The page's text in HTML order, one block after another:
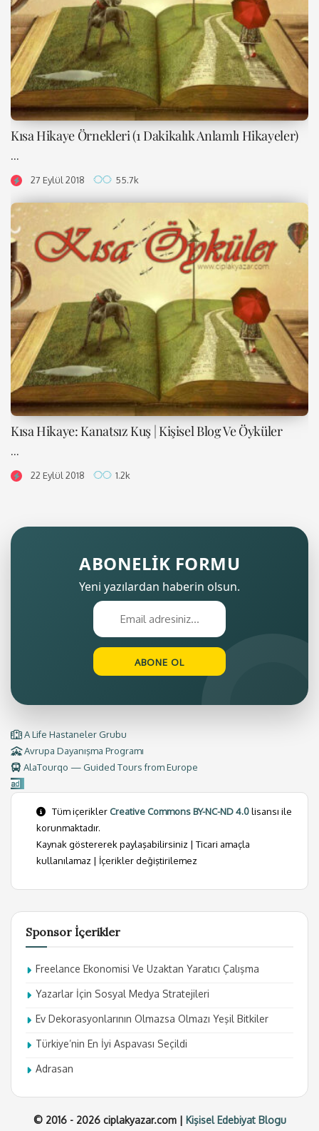
Kısa Hikaye Örnekleri (1 Dakikalık Anlamlı Hikayeler)
...
27 Eylül 2018 55.7k
Kısa Hikaye: Kanatsız Kuş | Kişisel Blog Ve Öyküler
...
22 Eylül 2018 1.2k
ABONELİK FORMU
Yeni yazılardan haberin olsun.
A Life Hastaneler Grubu
Avrupa Dayanışma Programı
AlaTourqo — Guided Tours from Europe
Tüm içeriklerCreative Commons BY-NC-ND 4.0lisansı ile
korunmaktadır.
Kaynak göstererek paylaşabilirsiniz | Ticari amaçla
kullanılamaz | İçerikler değiştirilemez
Sponsor İçerikler
Freelance Ekonomisi Ve Uzaktan Yaratıcı Çalışma
Yazarlar İçin Sosyal Medya Stratejileri
Ev Dekorasyonlarının Olmazsa Olmazı Yeşil Bitkiler
Türkiye’nin En İyi Aspavası Seçildi
Adrasan
© 2016 - 2026 ciplakyazar.com | Kişisel Edebiyat Blogu